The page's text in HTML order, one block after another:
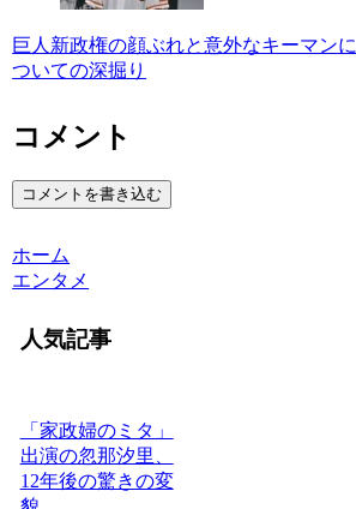
巨人新政権の顔ぶれと意外なキーマンに
ついての深掘り
コメント
コメントを書き込む
ホーム
エンタメ
人気記事
「家政婦のミタ」
出演の忽那汐里、
12年後の驚きの変